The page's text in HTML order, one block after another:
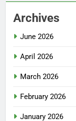
Archives
June 2026
April 2026
March 2026
February 2026
January 2026